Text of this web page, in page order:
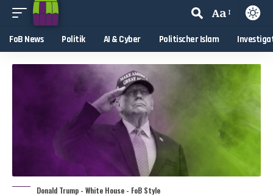
Aa
FoB News Politik AI & Cyber Politischer Islam
Donald Trump - White House - FoB Style